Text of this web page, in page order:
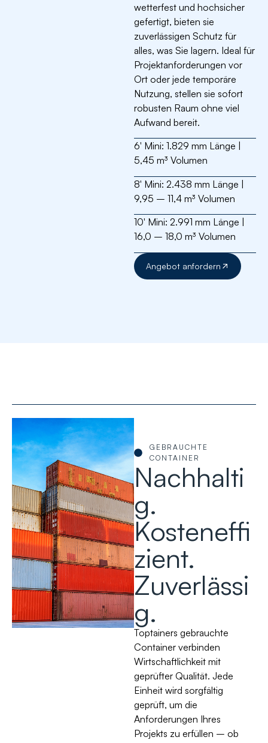
wetterfest und hochsicher
gefertigt, bieten sie
zuverlässigen Schutz für
alles, was Sie lagern. Ideal für
Projektanforderungen vor
Ort oder jede temporäre
Nutzung, stellen sie sofort
robusten Raum ohne viel
Aufwand bereit.
6′ Mini: 1.829 mm Länge |
5,45 m³ Volumen
8′ Mini: 2.438 mm Länge |
9,95 – 11,4 m³ Volumen
10′ Mini: 2.991 mm Länge |
16,0 – 18,0 m³ Volumen
Angebot anfordern
GEBRAUCHTE
CONTAINER
Nachhalti
g.
Kosteneffi
zient.
Zuverlässi
g.
Toptainers gebrauchte
Container verbinden
Wirtschaftlichkeit mit
geprüfter Qualität. Jede
Einheit wird sorgfältig
geprüft, um die
Anforderungen Ihres
Projekts zu erfüllen – ob